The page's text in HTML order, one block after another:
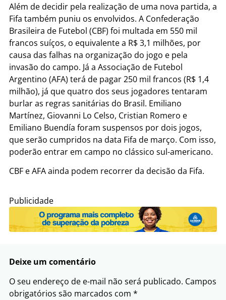
Além de decidir pela realização de uma nova partida, a
Fifa também puniu os envolvidos. A Confederação
Brasileira de Futebol (CBF) foi multada em 550 mil
francos suíços, o equivalente a R$ 3,1 milhões, por
causa das falhas na organização do jogo e pela
invasão do campo. Já a Associação de Futebol
Argentino (AFA) terá de pagar 250 mil francos (R$ 1,4
milhão), já que quatro dos seus jogadores tentaram
burlar as regras sanitárias do Brasil. Emiliano
Martínez, Giovanni Lo Celso, Cristian Romero e
Emiliano Buendía foram suspensos por dois jogos,
que serão cumpridos na data Fifa de março. Com isso,
poderão entrar em campo no clássico sul-americano.
CBF e AFA ainda podem recorrer da decisão da Fifa.
Publicidade
Deixe um comentário
O seu endereço de e-mail não será publicado. Campos
obrigatórios são marcados com *